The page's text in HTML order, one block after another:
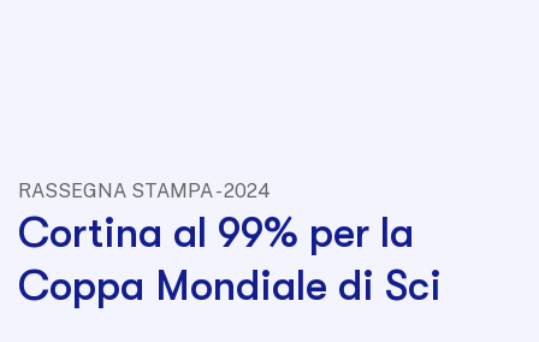
RASSEGNA STAMPA - 2024
Cortina al 99% per la
Coppa Mondiale di Sci